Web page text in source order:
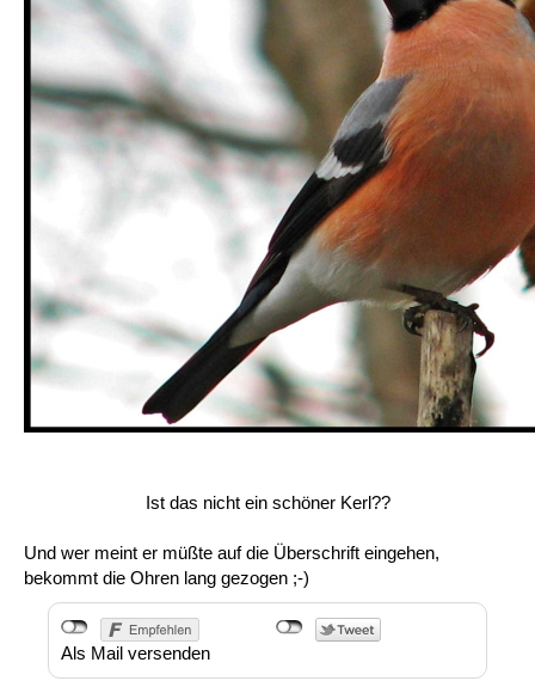
Ist das nicht ein schöner Kerl??
Und wer meint er müßte auf die Überschrift eingehen,
bekommt die Ohren lang gezogen ;-)
Als Mail versenden